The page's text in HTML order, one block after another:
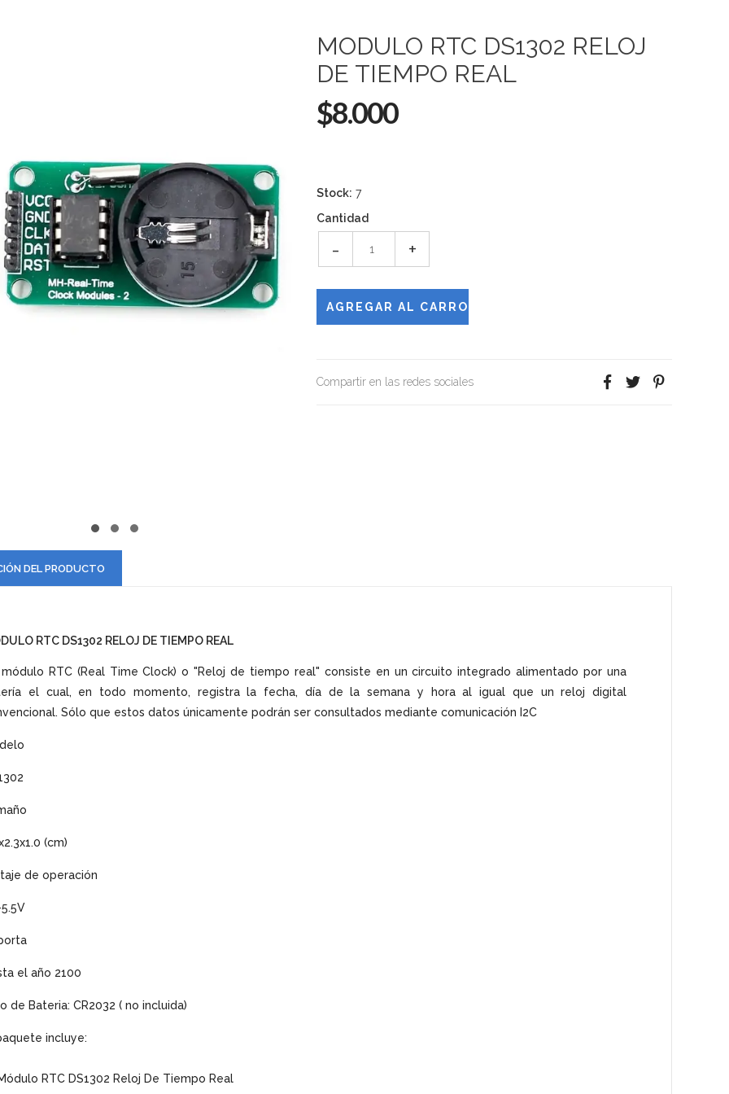
MODULO RTC DS1302 RELOJ
DE TIEMPO REAL
$8.000
Stock: 7
Cantidad
- +
Compartir en las redes sociales
DEL PRODUCTO
RTC DS1302 RELOJ DE TIEMPO REAL
módulo RTC (Real Time Clock) o "Reloj de tiempo real" consiste en un circuito integrado alimentado por una
el cual, en todo momento, registra la fecha, día de la semana y hora al igual que un reloj digital
Sólo que estos datos únicamente podrán ser consultados mediante comunicación I2C
(cm)
de operación
el año 2100
de Bateria: CR2032 ( no incluida)
incluye:
RTC DS1302 Reloj De Tiempo Real